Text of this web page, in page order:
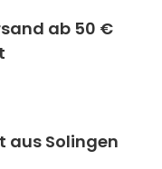
ab 50 €
Solingen